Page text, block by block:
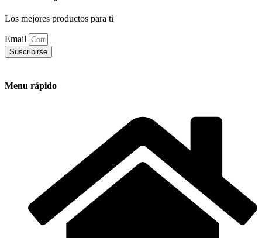
Los mejores productos para ti
Email
Suscribirse
Menu rápido